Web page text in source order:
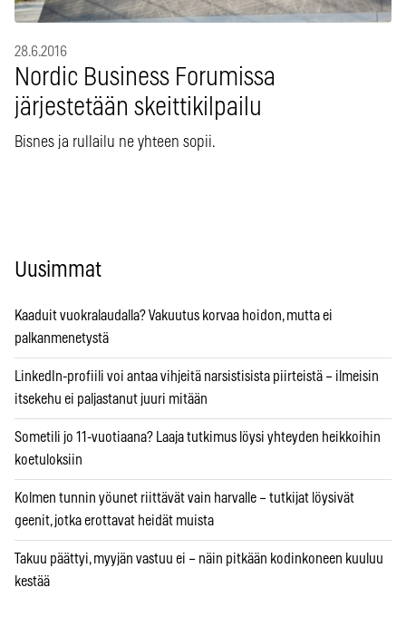
28.6.2016
Nordic Business Forumissa
järjestetään skeittikilpailu
Bisnes ja rullailu ne yhteen sopii.
Uusimmat
Kaaduit vuokralaudalla? Vakuutus korvaa hoidon, mutta ei
palkanmenetystä
LinkedIn-profiili voi antaa vihjeitä narsistisista piirteistä – ilmeisin
itsekehu ei paljastanut juuri mitään
Sometili jo 11-vuotiaana? Laaja tutkimus löysi yhteyden heikkoihin
koetuloksiin
Kolmen tunnin yöunet riittävät vain harvalle – tutkijat löysivät
geenit, jotka erottavat heidät muista
Takuu päättyi, myyjän vastuu ei – näin pitkään kodinkoneen kuuluu
kestää